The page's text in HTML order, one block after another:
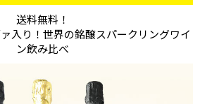
送料無料！
入り！世界の銘醸スパークリングワイ
ン飲み比べ